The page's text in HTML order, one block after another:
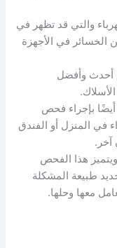
والتي قد تظهر في
الخسائر في الأجهزة
أحدث وأفضل
بإجراء فحص
في المنزل أو الفندق
آخر.
هذا الفحص
طبيعة المشكلة
معها وحلها.